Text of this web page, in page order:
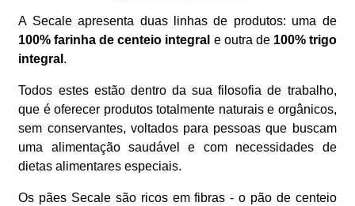
A Secale apresenta duas linhas de produtos: uma de
100% farinha de centeio integral e outra de 100% trigo
integral .
Todos estes estão dentro da sua filosofia de trabalho,
que é oferecer produtos totalmente naturais e orgânicos,
sem conservantes, voltados para pessoas que buscam
uma alimentação saudável e com necessidades de
dietas alimentares especiais.
Os pães Secale são ricos em fibras - o pão de centeio